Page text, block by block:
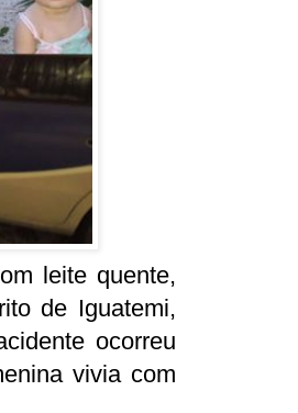
leite quente,
de Iguatemi,
ocorreu
vivia com